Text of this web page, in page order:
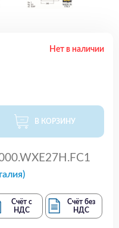
Нет в наличии
В КОРЗИНУ
Счёт с
НДС
Счёт без
НДС